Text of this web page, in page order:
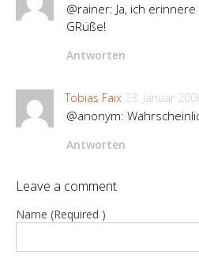
@rainer: Ja, ich
GRüße!
Antworten
Tobias Faix 23. Januar
@anonym:
Antworten
Leave a comment
Name (Required )